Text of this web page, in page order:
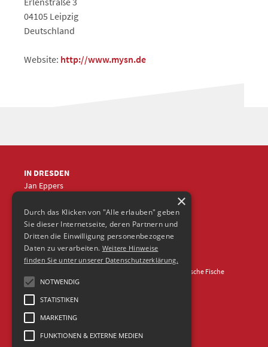
04105 Leipzig
Deutschland
Website: http://www.mysn.de
IN DRESDEN
Jan Eppers
jep@frische-fische.com
© 2026 Agentur Frische Fische
×
Durch das Klicken von "Alle erlauben" geben
Sie dieser Internetseite, deren Partnern und
Dritten die Einwilligung personenbezogene
Daten zu verarbeiten. Weitere Hinweise
finden Sie unter unserer Datenschutzerklärung.
NOTWENDIG
STATISTIKEN
MARKETING
FUNKTIONEN & EXTERNE MEDIEN